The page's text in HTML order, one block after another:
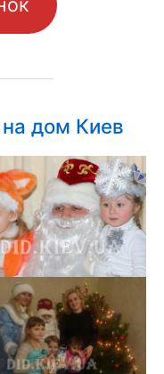
дом Киев